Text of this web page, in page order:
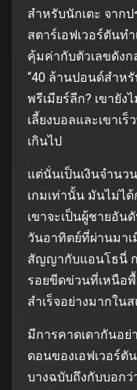
สําหรับนักเตะ จาก
สตาร์เอฟเวอร์ตันทํ
คุ้มค่ากับตัวเลขดังก
“40 ล้านปอนด์สําห
พรีเมียร์ลีก? เขายัง
เลี้ยงบอลและเขาเ
เกินไป
แต่นั่นเป็นเงินจํานว
เกมเท่านั้น มันไม่ไ
เขาจะเป็นผู้ชายอัน
วันอาทิตย์ที่ผ่านมา
สัญญากับแอนโธนี่ ก
รอยขีดข่วนที่เหนือพื้
สําเร็จอย่างมากใน
มีการคาดเดากันอย่
ดอนของเอฟเวอร์ตั
บางฉบับถึงกับบอกว่